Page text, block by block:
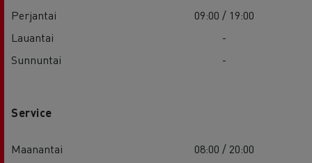
Perjantai
09:00 / 19:00
Lauantai
-
Sunnuntai
-
Service
Maanantai
08:00 / 20:00